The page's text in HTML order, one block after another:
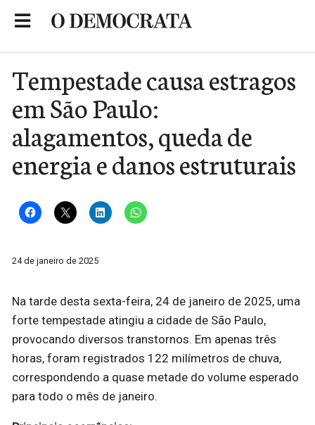
Tempestade causa estragos
em São Paulo:
alagamentos, queda de
energia e danos estruturais
24 de janeiro de 2025
Na tarde desta sexta-feira, 24 de janeiro de 2025, uma
forte tempestade atingiu a cidade de São Paulo,
provocando diversos transtornos. Em apenas três
horas, foram registrados 122 milímetros de chuva,
correspondendo a quase metade do volume esperado
para todo o mês de janeiro.